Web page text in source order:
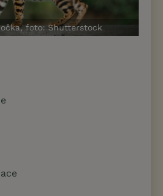
foto: Shutterstock